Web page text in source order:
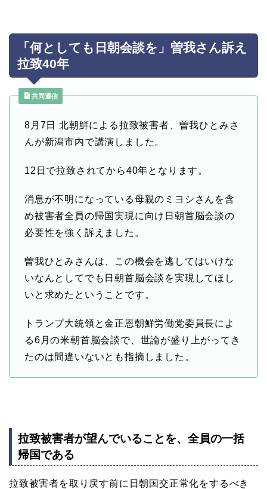
「何としても日朝会談を」曽我さん訴え
拉致40年
共同通信
8月7日 北朝鮮による拉致被害者、曽我ひとみさ
んが新潟市内で講演しました。
12日で拉致されてから40年となります。
消息が不明になっている母親のミヨシさんを含
め被害者全員の帰国実現に向け日朝首脳会談の
必要性を強く訴えました。
曽我ひとみさんは、この機会を逃してはいけな
いなんとしてでも日朝首脳会談を実現してほし
いと求めたということです。
トランプ大統領と金正恩朝鮮労働党委員長によ
る6月の米朝首脳会談で、世論が盛り上がってき
たのは間違いないとも指摘しました。
拉致被害者が望んでいることを、全員の一括
帰国である
拉致被害者を取り戻す前に日朝国交正常化をするべき